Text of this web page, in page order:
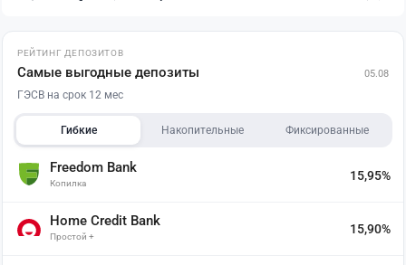
РЕЙТИНГ ДЕПОЗИТОВ
Самые выгодные депозиты 05.08
ГЭСВ на срок 12 мес
Гибкие Накопительные Фиксированные
Freedom Bank
Копилка
15,95%
Home Credit Bank
Простой +
15,90%